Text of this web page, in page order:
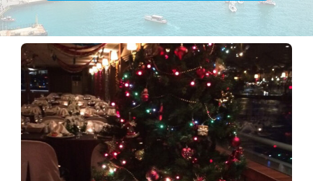
TEKNEDE DÜĞÜN
DOĞUM GÜNÜ PARTİSİ
MEZUNİYET BALOSU
İŞ YEMEĞİ & ÖZEL TOPLANTILAR
İLETİŞİM